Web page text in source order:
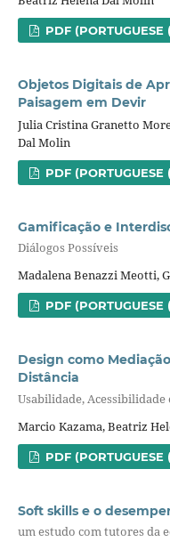
PDF (PORTUGUESE
Objetos Digitais de
Paisagem em Devir
Julia Cristina Granetto
Dal Molin
PDF (PORTUGUESE
Gamificação e
Diálogos Possíveis
Madalena Benazzi Meotti,
PDF (PORTUGUESE
Design como
Distância
Usabilidade,
Marcio Kazama, Beatriz
PDF (PORTUGUESE
Soft skills e o
um estudo com tutores da